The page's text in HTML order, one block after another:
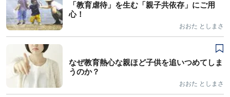
「教育虐待」を生む「親子共依存」にご用
心！
おおた としまさ
なぜ教育熱心な親ほど子供を追いつめてしま
うのか？
おおた としまさ